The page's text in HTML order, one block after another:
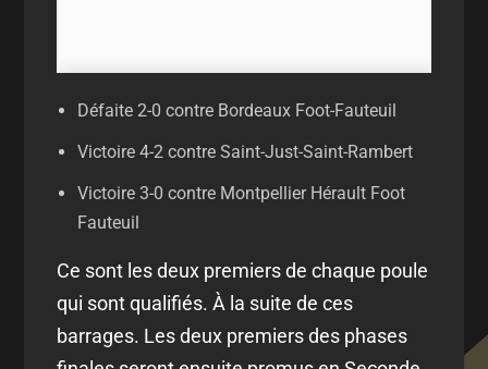
Défaite 2-0 contre Bordeaux Foot-Fauteuil
Victoire 4-2 contre Saint-Just-Saint-Rambert
Victoire 3-0 contre Montpellier Hérault Foot
Fauteuil
Ce sont les deux premiers de chaque poule
qui sont qualifiés. À la suite de ces
barrages. Les deux premiers des phases